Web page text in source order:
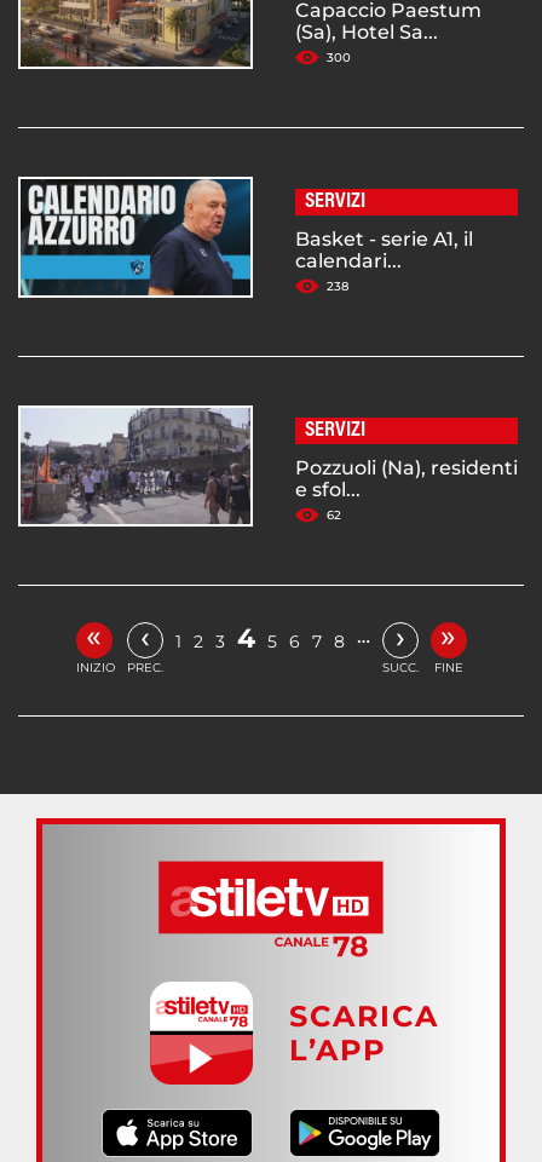
Capaccio Paestum
(Sa), Hotel Sa...
300
SERVIZI
Basket - serie A1, il
calendari...
238
SERVIZI
Pozzuoli (Na), residenti
e sfol...
62
«
INIZIO
‹
PREC.
1 2 3 4 5 6 7 8 … ›
SUCC.
»
FINE
SCARICA
L’APP